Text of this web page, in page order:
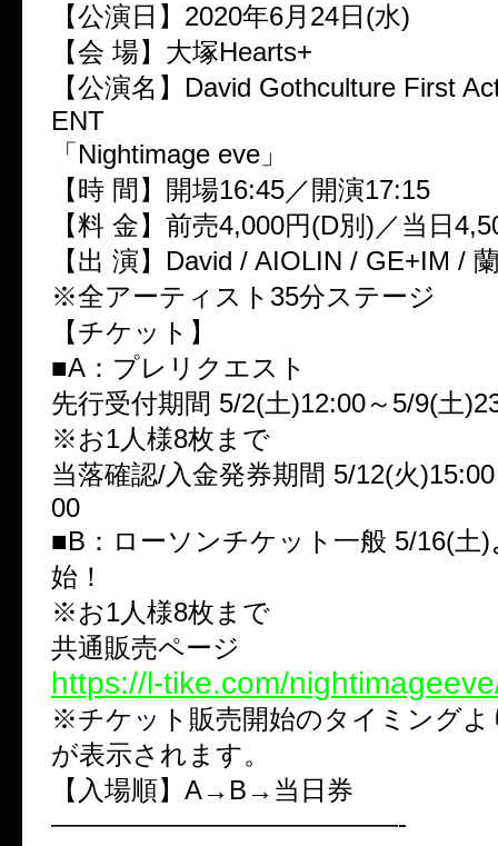
【公演日】2020年6月24日(水)
【会 場】大塚Hearts+
【公演名】David Gothculture First
ENT
「Nightimage eve」
【時 間】開場16:45／開演17:15
【料 金】前売4,000円(D別)／当日
【出 演】David / AIOLIN / GE+IM /
※全アーティスト35分ステージ
【チケット】
■A：プレリクエスト
先行受付期間 5/2(土)12:00～5/9(土
※お1人様8枚まで
当落確認/入金発券期間 5/12(火
00
■B：ローソンチケット一般 5/16(土
始！
※お1人様8枚まで
共通販売ページ
https://l-tike.com/
※チケット販売開始のタイミングよ
が表示されます。
【入場順】A→B→当日券
—————————————-